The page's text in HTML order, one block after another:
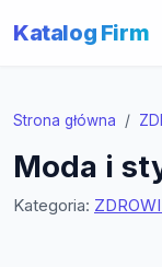
Katalog Firm
Strona główna
Moda i
Kategoria: